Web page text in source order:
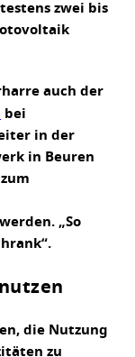
zwei bis
auch der
bei
in der
in Beuren
„So
die Nutzung
zu